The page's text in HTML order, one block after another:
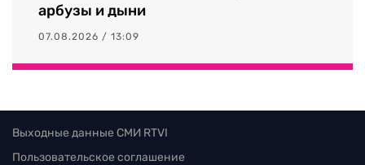
арбузы и дыни
07.08.2026 / 13:09
Выходные данные СМИ RTVI
Пользовательское соглашение